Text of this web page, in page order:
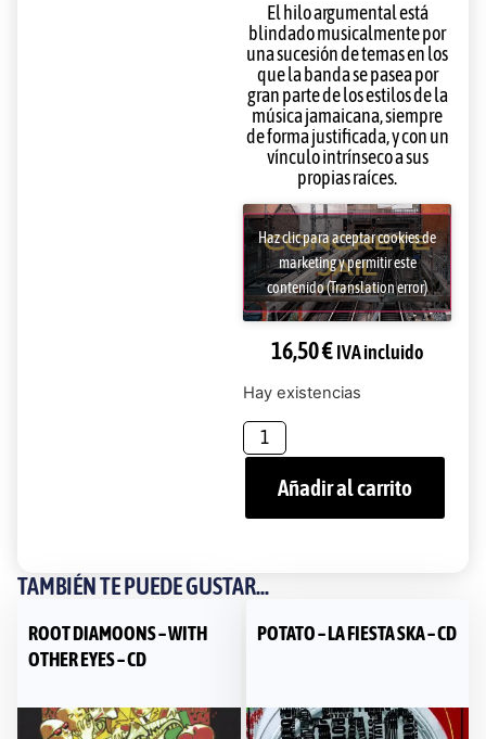
El hilo argumental está
blindado musicalmente por
una sucesión de temas en los
que la banda se pasea por
gran parte de los estilos de la
música jamaicana, siempre
de forma justificada, y con un
vínculo intrínseco a sus
propias raíces.
Haz clic para aceptar cookies de
marketing y permitir este
contenido (Translation error)
16,50€IVA incluido
Hay existencias
Añadir al carrito
TAMBIÉN TE PUEDE GUSTAR...
ROOT DIAMOONS – WITH
OTHER EYES – CD
POTATO – LA FIESTA SKA – CD